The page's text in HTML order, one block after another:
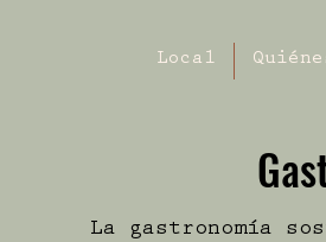
Local
La gastronomía